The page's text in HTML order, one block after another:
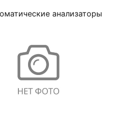
анализаторы